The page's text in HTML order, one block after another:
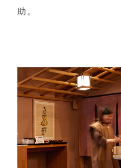
助。